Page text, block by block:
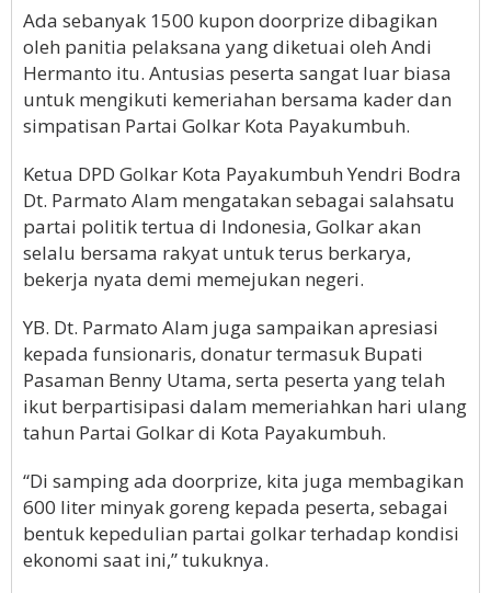
Ada sebanyak 1500 kupon doorprize dibagikan
oleh panitia pelaksana yang diketuai oleh Andi
Hermanto itu. Antusias peserta sangat luar biasa
untuk mengikuti kemeriahan bersama kader dan
simpatisan Partai Golkar Kota Payakumbuh.
Ketua DPD Golkar Kota Payakumbuh Yendri Bodra
Dt. Parmato Alam mengatakan sebagai salahsatu
partai politik tertua di Indonesia, Golkar akan
selalu bersama rakyat untuk terus berkarya,
bekerja nyata demi memejukan negeri.
YB. Dt. Parmato Alam juga sampaikan apresiasi
kepada funsionaris, donatur termasuk Bupati
Pasaman Benny Utama, serta peserta yang telah
ikut berpartisipasi dalam memeriahkan hari ulang
tahun Partai Golkar di Kota Payakumbuh.
“Di samping ada doorprize, kita juga membagikan
600 liter minyak goreng kepada peserta, sebagai
bentuk kepedulian partai golkar terhadap kondisi
ekonomi saat ini,” tukuknya.